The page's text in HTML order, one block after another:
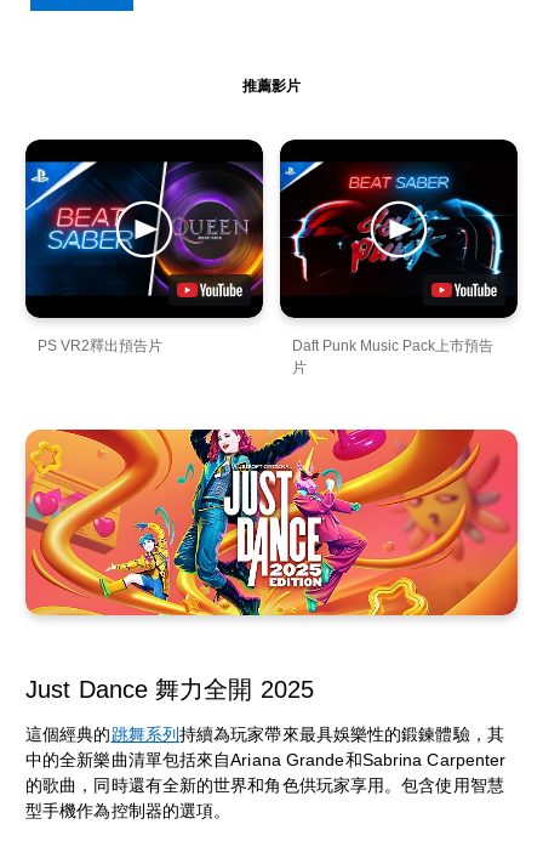
推薦影片
PS VR2釋出預告片
Daft Punk Music Pack上市預告
片
Just Dance 舞力全開 2025
這個經典的跳舞系列持續為玩家帶來最具娛樂性的鍛鍊體驗，其
中的全新樂曲清單包括來自Ariana Grande和Sabrina Carpenter
的歌曲，同時還有全新的世界和角色供玩家享用。包含使用智慧
型手機作為控制器的選項。